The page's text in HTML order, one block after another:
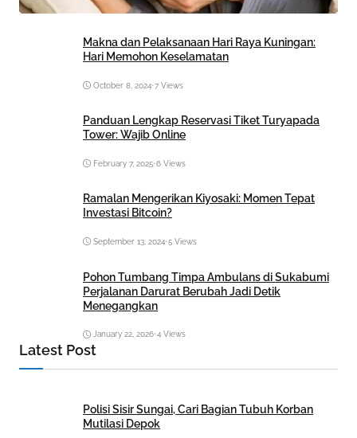
Makna dan Pelaksanaan Hari Raya Kuningan:
Hari Memohon Keselamatan
October 8, 2024•7 Views
Panduan Lengkap Reservasi Tiket Turyapada
Tower: Wajib Online
February 7, 2025•6 Views
Ramalan Mengerikan Kiyosaki: Momen Tepat
Investasi Bitcoin?
September 13, 2024•5 Views
Pohon Tumbang Timpa Ambulans di Sukabumi
Perjalanan Darurat Berubah Jadi Detik
Menegangkan
January 22, 2026•4 Views
Latest Post
Polisi Sisir Sungai, Cari Bagian Tubuh Korban
Mutilasi Depok